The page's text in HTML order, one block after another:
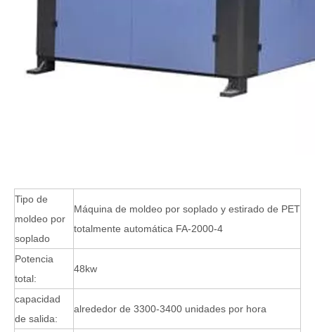
Tipo de
moldeo por
soplado
Máquina de moldeo por soplado y estirado de PET
totalmente automática FA-2000-4
Potencia
total:
48kw
capacidad
de salida:
alrededor de 3300-3400 unidades por hora